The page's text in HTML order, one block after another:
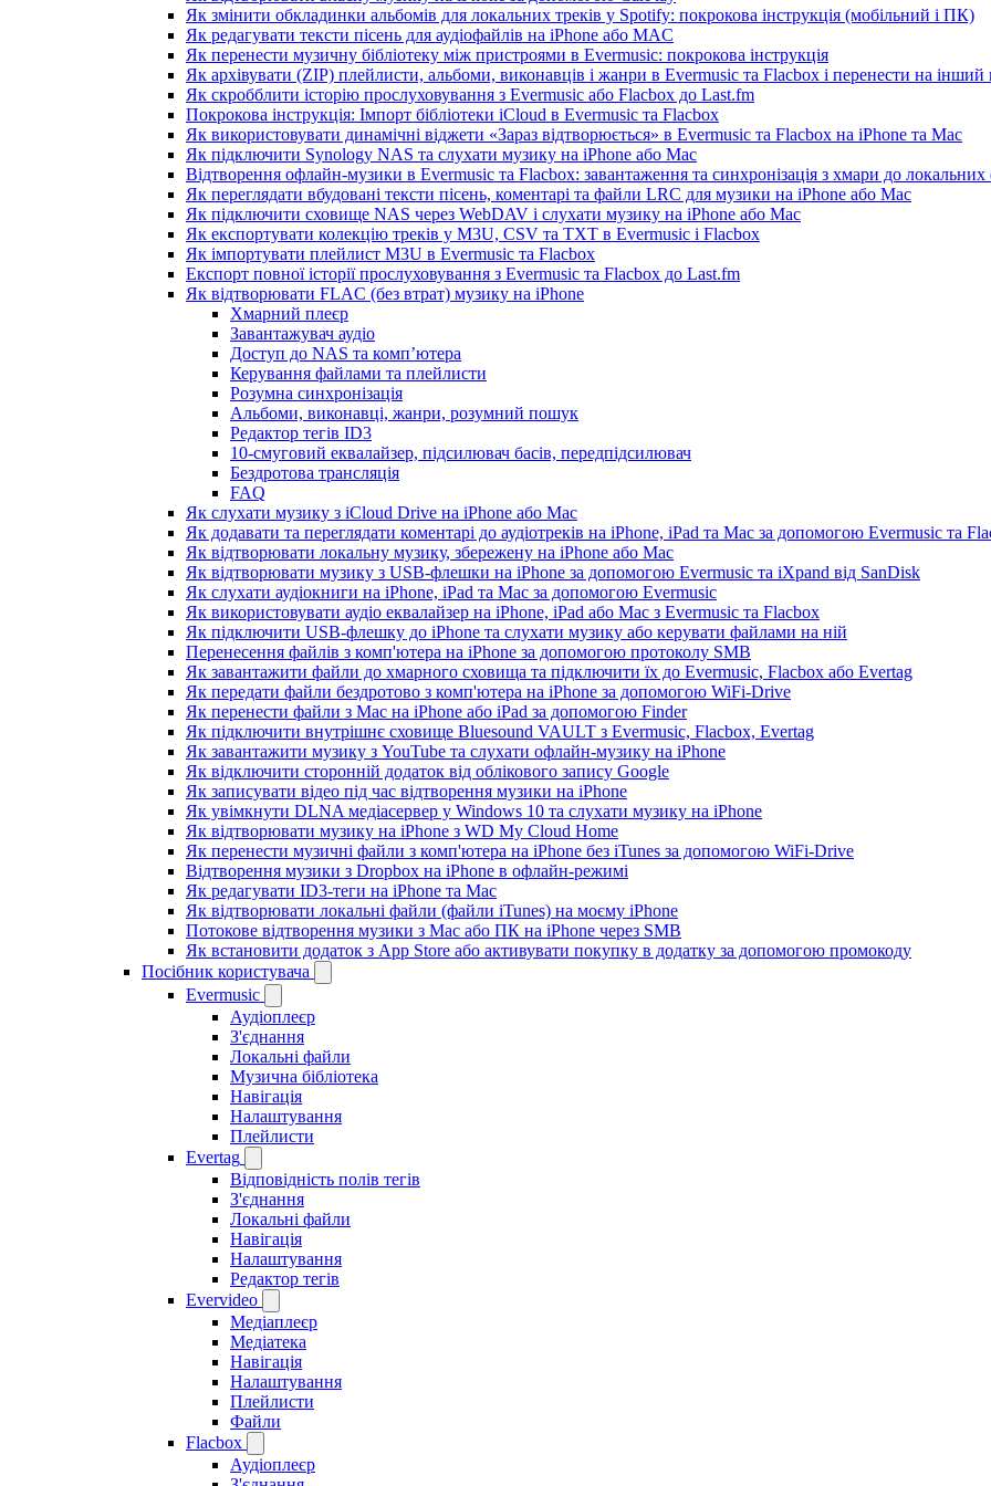
Як змінити обкладинки альбомів для локальних треків у Spotify: покрокова інструкція (мобільний і ПК)
Як редагувати тексти пісень для аудіофайлів на iPhone або MAC
Як перенести музичну бібліотеку між пристроями в Evermusic: покрокова інструкція
Як архівувати (ZIP) плейлисти, альбоми, виконавців і жанри в Evermusic та Flacbox і перенести на інший
Як скробблити історію прослуховування з Evermusic або Flacbox до Last.fm
Покрокова інструкція: Імпорт бібліотеки iCloud в Evermusic та Flacbox
Як використовувати динамічні віджети «Зараз відтворюється» в Evermusic та Flacbox на iPhone та Mac
Як підключити Synology NAS та слухати музику на iPhone або Mac
Відтворення офлайн-музики в Evermusic та Flacbox: завантаження та синхронізація з хмари до локальних
Як переглядати вбудовані тексти пісень, коментарі та файли LRC для музики на iPhone або Mac
Як підключити сховище NAS через WebDAV і слухати музику на iPhone або Mac
Як експортувати колекцію треків у M3U, CSV та TXT в Evermusic і Flacbox
Як імпортувати плейлист M3U в Evermusic та Flacbox
Експорт повної історії прослуховування з Evermusic та Flacbox до Last.fm
Як відтворювати FLAC (без втрат) музику на iPhone
Хмарний плеєр
Завантажувач аудіо
Доступ до NAS та комп’ютера
Керування файлами та плейлисти
Розумна синхронізація
Альбоми, виконавці, жанри, розумний пошук
Редактор тегів ID3
10-смуговий еквалайзер, підсилювач басів, передпідсилювач
Бездротова трансляція
FAQ
Як слухати музику з iCloud Drive на iPhone або Mac
Як додавати та переглядати коментарі до аудіотреків на iPhone, iPad та Mac за допомогою Evermusic та
Як відтворювати локальну музику, збережену на iPhone або Mac
Як відтворювати музику з USB-флешки на iPhone за допомогою Evermusic та iXpand від SanDisk
Як слухати аудіокниги на iPhone, iPad та Mac за допомогою Evermusic
Як використовувати аудіо еквалайзер на iPhone, iPad або Mac з Evermusic та Flacbox
Як підключити USB-флешку до iPhone та слухати музику або керувати файлами на ній
Перенесення файлів з комп'ютера на iPhone за допомогою протоколу SMB
Як завантажити файли до хмарного сховища та підключити їх до Evermusic, Flacbox або Evertag
Як передати файли бездротово з комп'ютера на iPhone за допомогою WiFi-Drive
Як перенести файли з Mac на iPhone або iPad за допомогою Finder
Як підключити внутрішнє сховище Bluesound VAULT з Evermusic, Flacbox, Evertag
Як завантажити музику з YouTube та слухати офлайн-музику на iPhone
Як відключити сторонній додаток від облікового запису Google
Як записувати відео під час відтворення музики на iPhone
Як увімкнути DLNA медіасервер у Windows 10 та слухати музику на iPhone
Як відтворювати музику на iPhone з WD My Cloud Home
Як перенести музичні файли з комп'ютера на iPhone без iTunes за допомогою WiFi-Drive
Відтворення музики з Dropbox на iPhone в офлайн-режимі
Як редагувати ID3-теги на iPhone та Mac
Як відтворювати локальні файли (файли iTunes) на моєму iPhone
Потокове відтворення музики з Mac або ПК на iPhone через SMB
Як встановити додаток з App Store або активувати покупку в додатку за допомогою промокоду
Посібник користувача
Evermusic
Аудіоплеєр
З'єднання
Локальні файли
Музична бібліотека
Навігація
Налаштування
Плейлисти
Evertag
Відповідність полів тегів
З'єднання
Локальні файли
Навігація
Налаштування
Редактор тегів
Evervideo
Медіаплеєр
Медіатека
Навігація
Налаштування
Плейлисти
Файли
Flacbox
Аудіоплеєр